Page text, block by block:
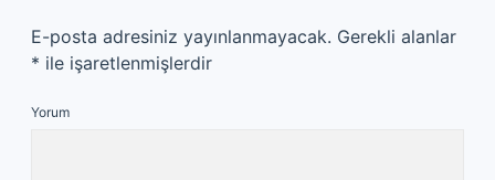
E-posta adresiniz yayınlanmayacak. Gerekli alanlar
* ile işaretlenmişlerdir
Yorum